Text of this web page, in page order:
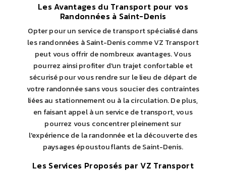
Les Avantages du Transport pour vos
Randonnées à Saint-Denis
Opter pour un service de transport spécialisé dans
les randonnées à Saint-Denis comme VZ Transport
peut vous offrir de nombreux avantages. Vous
pourrez ainsi profiter d'un trajet confortable et
sécurisé pour vous rendre sur le lieu de départ de
votre randonnée sans vous soucier des contraintes
liées au stationnement ou à la circulation. De plus,
en faisant appel à un service de transport, vous
pourrez vous concentrer pleinement sur
l'expérience de la randonnée et la découverte des
paysages époustouflants de Saint-Denis.
Les Services Proposés par VZ Transport